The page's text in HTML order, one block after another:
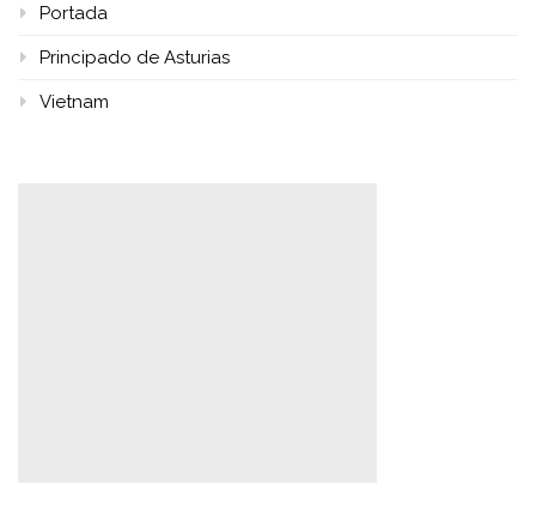
Portada
Principado de Asturias
Vietnam